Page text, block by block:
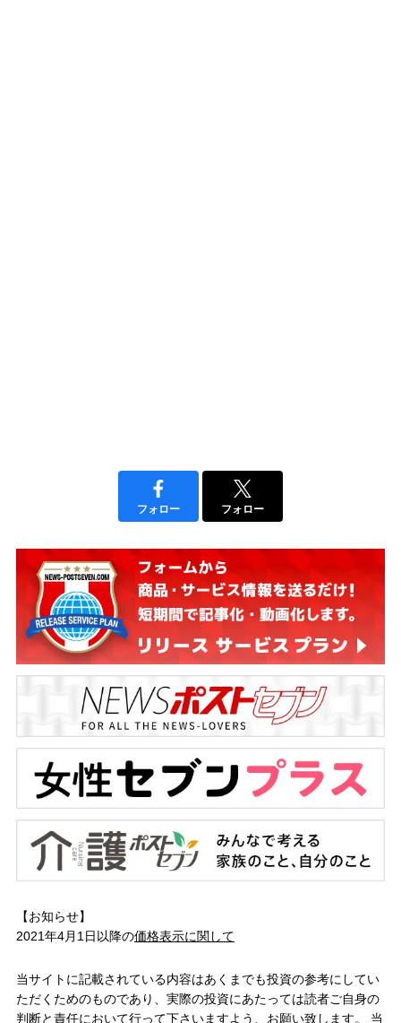
フォロー フォロー
【お知らせ】
2021年4月1日以降の価格表示に関して
当サイトに記載されている内容はあくまでも投資の参考にしてい
ただくためのものであり、実際の投資にあたっては読者ご自身の
判断と責任において行って下さいますよう、お願い致します。 当